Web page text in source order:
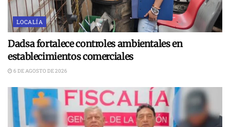
LOCALÍA
Dadsa fortalece controles ambientales en
establecimientos comerciales
6 DE AGOSTO DE 2026